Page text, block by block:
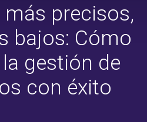
precisos,
bajos: Cómo
gestión de
con éxito